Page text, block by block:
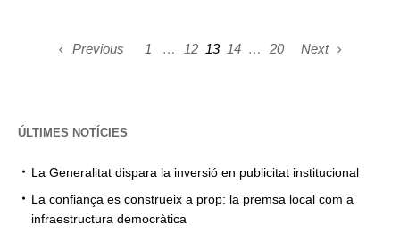
Previous 1 … 12 13 14 … 20 Next
ÚLTIMES NOTÍCIES
La Generalitat dispara la inversió en publicitat institucional
La confiança es construeix a prop: la premsa local com a
infraestructura democràtica